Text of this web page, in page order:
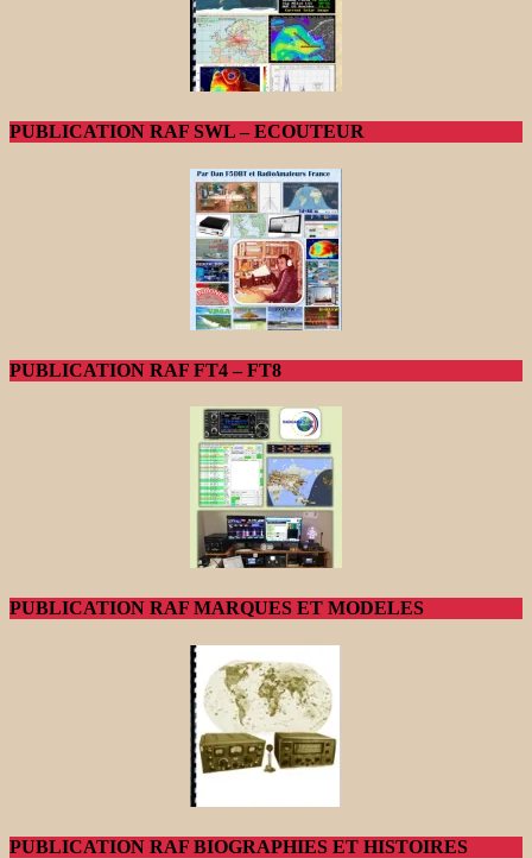
PUBLICATION RAF SWL – ECOUTEUR
PUBLICATION RAF FT4 – FT8
PUBLICATION RAF MARQUES ET MODELES
PUBLICATION RAF BIOGRAPHIES ET HISTOIRES